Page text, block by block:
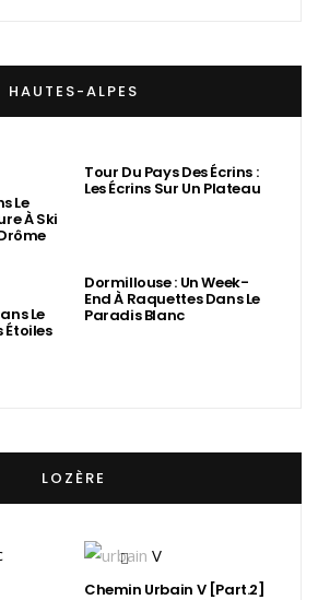
HAUTES-ALPES
Le
À Ski
Tour Du Pays Des Écrins :
Les Écrins Sur Un Plateau
Le
Étoiles
Dormillouse : Un Week-
End À Raquettes Dans Le
Paradis Blanc
LOZÈRE
Chemin Urbain V [Part.2]